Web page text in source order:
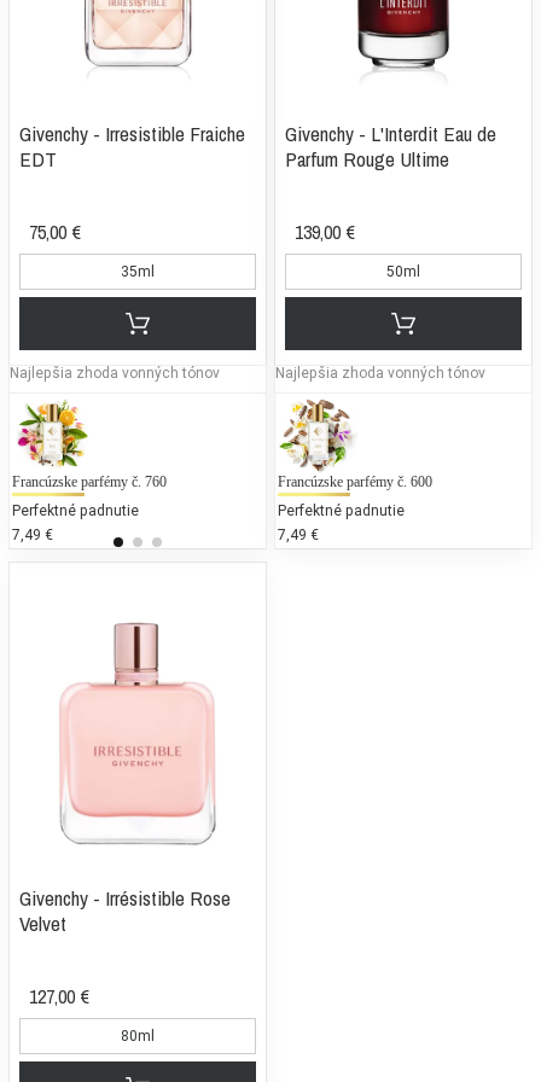
Givenchy - Irresistible Fraiche
EDT
75,00 €
35ml
Najlepšia zhoda vonných tónov
Francúzske parfémy č. 760
Perfektné padnutie
7,49 €
Lacoste - Touch of Pink
25 % bežných vonných tónov
65,38 €
Givenchy - L'Interdit Eau de
Parfum Rouge Ultime
139,00 €
50ml
Najlepšia zhoda vonných tónov
Francúzske parfémy č. 600
Perfektné padnutie
7,49 €
Givenchy - Irrésistible Rose
Velvet
127,00 €
80ml